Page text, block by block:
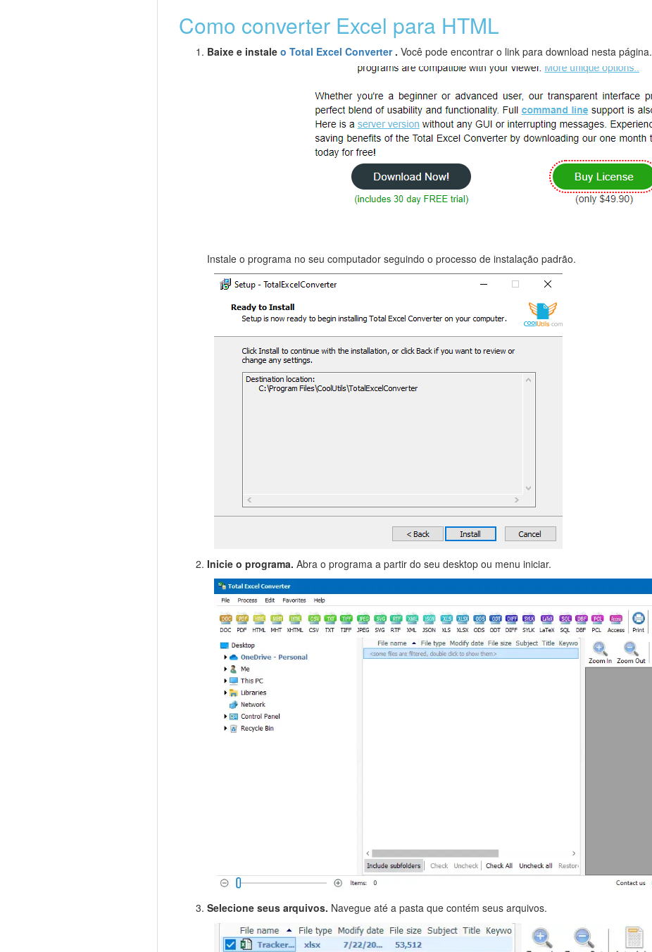
Como converter Excel para HTML
Baixe e instale o Total Excel Converter. Você pode encontrar o link para download nesta página.
Instale o programa no seu computador seguindo o processo de instalação padrão.
Inicie o programa. Abra o programa a partir do seu desktop ou menu iniciar.
Selecione seus arquivos. Navegue até a pasta que contém seus arquivos.